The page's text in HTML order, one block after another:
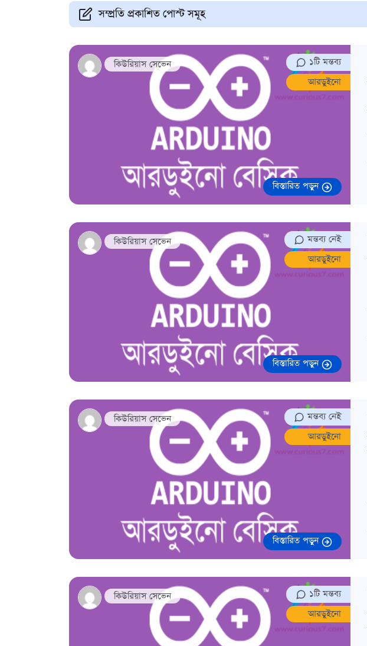
সম্প্রতি প্রকাশিত পোস্ট সমূহ
কিউরিয়াস সেভেন
১টি মন্তব্য
আরডুইনো
বিস্তারিত পড়ুন
কিউরিয়াস সেভেন
মন্তব্য নেই
আরডুইনো
বিস্তারিত পড়ুন
কিউরিয়াস সেভেন
মন্তব্য নেই
আরডুইনো
বিস্তারিত পড়ুন
কিউরিয়াস সেভেন
১টি মন্তব্য
আরডুইনো